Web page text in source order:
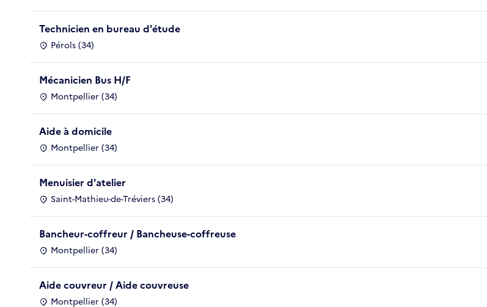
Technicien en bureau d'étude
Pérols (34)
Mécanicien Bus H/F
Montpellier (34)
Aide à domicile
Montpellier (34)
Menuisier d'atelier
Saint-Mathieu-de-Tréviers (34)
Bancheur-coffreur / Bancheuse-coffreuse
Montpellier (34)
Aide couvreur / Aide couvreuse
Montpellier (34)